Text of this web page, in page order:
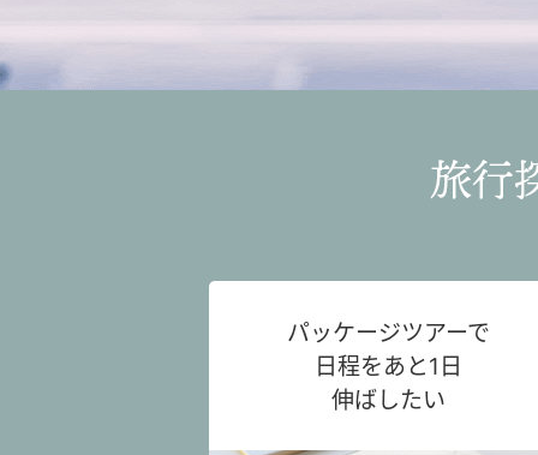
旅行
パッケージツアーで
日程をあと1日
伸ばしたい